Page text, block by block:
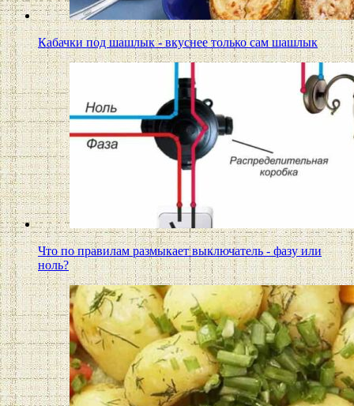
Кабачки под шашлык - вкуснее только сам шашлык
Что по правилам размыкает выключатель - фазу или
ноль?